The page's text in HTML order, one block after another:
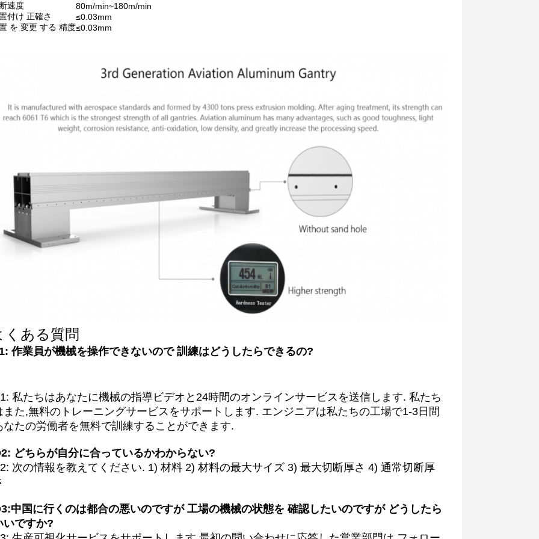
速度
80m/min~180m/min
付け 正確さ
≤0.03mm
を 変更 する 精度≤0.03mm
くある質問
作業員が機械を操作できないので 訓練はどうしたらできるの?
私たちはあなたに機械の指導ビデオと24時間のオンラインサービスを送信します. 私たち
また,無料のトレーニングサービスをサポートします. エンジニアは私たちの工場で1-3日間
なたの労働者を無料で訓練することができます.
どちらが自分に合っているかわからない?
次の情報を教えてください. 1) 材料 2) 材料の最大サイズ 3) 最大切断厚さ 4) 通常切断厚
中国に行くのは都合の悪いのですが 工場の機械の状態を 確認したいのですが どうしたら
いですか?